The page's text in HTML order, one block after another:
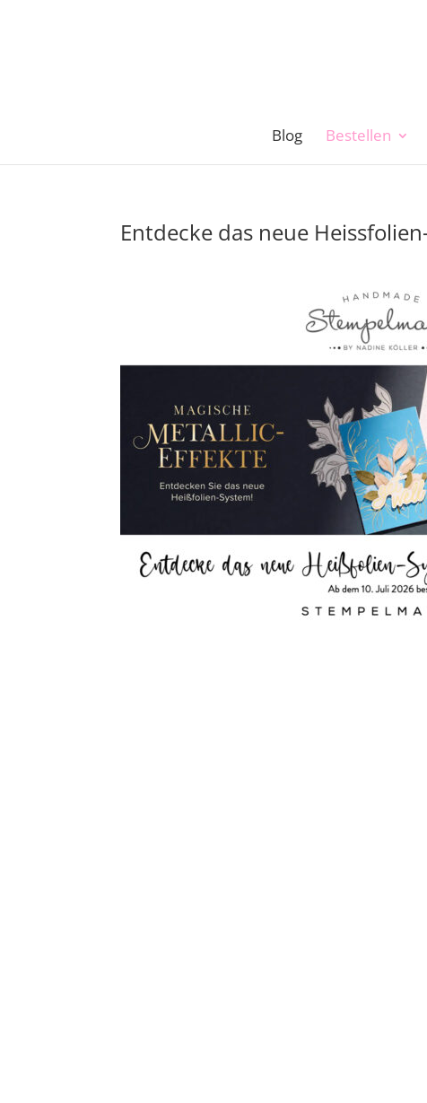
Blog Bestellen
Entdecke das neue